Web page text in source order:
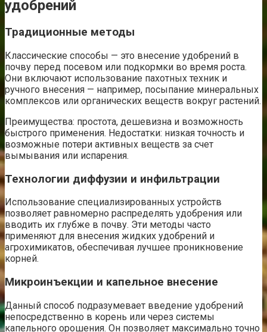
удобрений
Традиционные методы
Классические способы — это внесение удобрений в
почву перед посевом или подкормки во время роста.
Они включают использование пахотных техник и
ручного внесения — например, посыпание минеральных
комплексов или органических веществ вокруг растений.
Преимущества: простота, дешевизна и возможность
быстрого применения. Недостатки: низкая точность и
возможные потери активных веществ за счет
вымывания или испарения.
Технологии диффузии и инфильтрации
Использование специализированных устройств
позволяет равномерно распределять удобрения или
вводить их глубже в почву. Эти методы часто
применяют для внесения жидких удобрений и
агрохимикатов, обеспечивая лучшее проникновение
корней.
Микроинъекции и капельное внесение
Данный способ подразумевает введение удобрений
непосредственно в корень или через системы
капельного орошения. Он позволяет максимально точно